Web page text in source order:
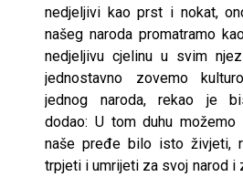
nedjeljivi kao prst i nokat,
našeg naroda promatramo
nedjeljivu cjelinu u svim
jednostavno zovemo
jednog naroda, rekao je
dodao: U tom duhu
naše pređe bilo isto živjeti,
trpjeti i umrijeti za svoj narod i